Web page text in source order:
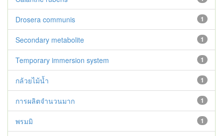
1
Drosera communis
1
Secondary metabolite
1
Temporary immersion system
1
กล้วยไม้น้ำ
1
การผลิตจำนวนมาก
1
พรมมิ